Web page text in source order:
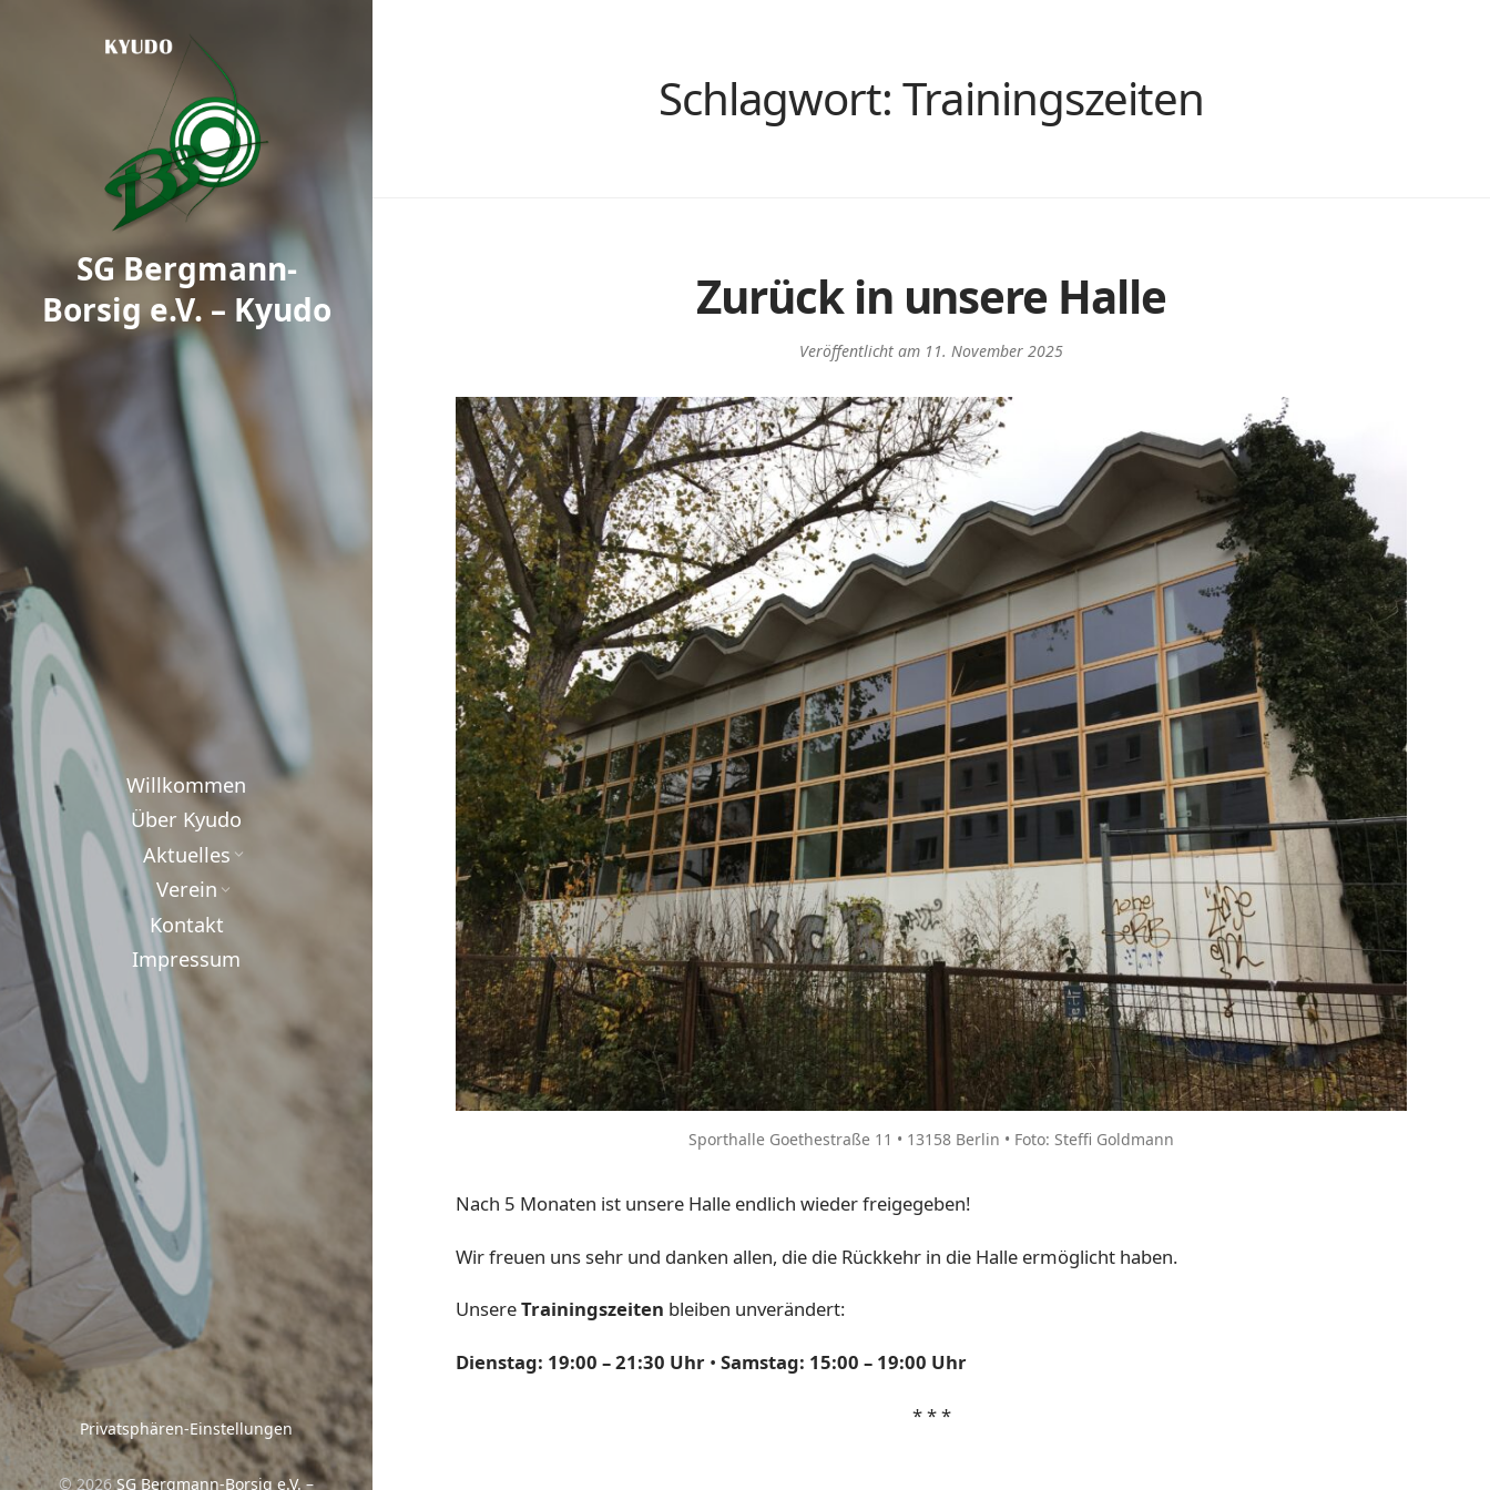
SG Bergmann-
Borsig e.V. – Kyudo
Willkommen
Über Kyudo
Aktuelles
Verein
Kontakt
Impressum
Privatsphären-Einstellungen
© 2026SG Bergmann-Borsig e.V. –
Schlagwort:Trainingszeiten
Zurück in unsere Halle
Veröffentlicht am 11. November 2025
Sporthalle Goethestraße 11 • 13158 Berlin • Foto: Steffi Goldmann
Nach 5 Monaten ist unsere Halle endlich wieder freigegeben!
Wir freuen uns sehr und danken allen, die die Rückkehr in die Halle ermöglicht haben.
UnsereTrainingszeiten bleiben unverändert:
Dienstag: 19:00 – 21:30 Uhr• Samstag: 15:00 – 19:00 Uhr
* * *